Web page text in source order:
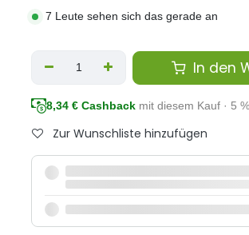
7 Leute sehen sich das gerade an
In den
8,34 € Cashback mit diesem Kauf · 5 %
Zur Wunschliste hinzufügen